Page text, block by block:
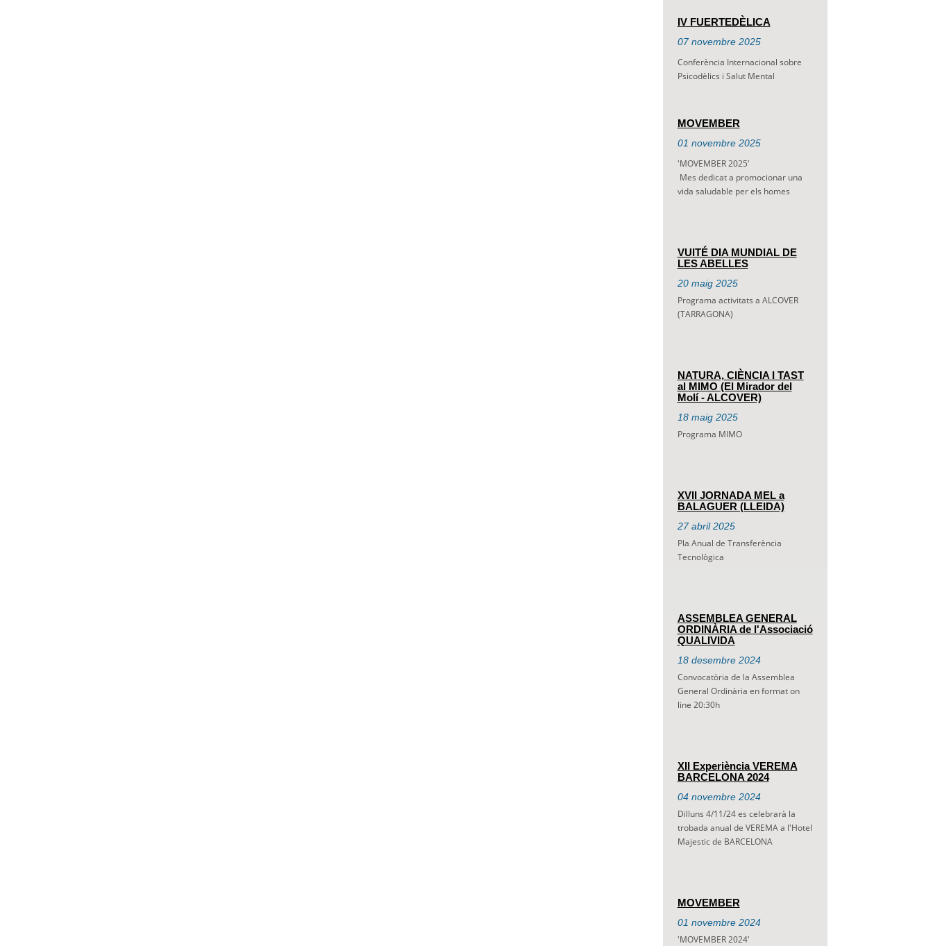
IV FUERTEDÈLICA
07 novembre 2025
Conferència Internacional sobre
Psicodèlics i Salut Mental
MOVEMBER
01 novembre 2025
'MOVEMBER 2025'
Mes dedicat a promocionar una
vida saludable per els homes
VUITÉ DIA MUNDIAL DE
LES ABELLES
20 maig 2025
Programa activitats a ALCOVER
(TARRAGONA)
NATURA, CIÈNCIA I TAST
al MIMO (El Mirador del
Molí - ALCOVER)
18 maig 2025
Programa MIMO
XVII JORNADA MEL a
BALAGUER (LLEIDA)
27 abril 2025
Pla Anual de Transferència
Tecnològica
ASSEMBLEA GENERAL
ORDINÀRIA de l'Associació
QUALIVIDA
18 desembre 2024
Convocatòria de la Assemblea
General Ordinària en format on
line 20:30h
XII Experiència VEREMA
BARCELONA 2024
04 novembre 2024
Dilluns 4/11/24 es celebrarà la
trobada anual de VEREMA a l'Hotel
Majestic de BARCELONA
MOVEMBER
01 novembre 2024
'MOVEMBER 2024'